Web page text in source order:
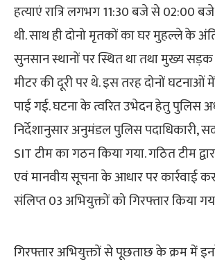
हत्याएं रात्रि लगभग 11:30 बजे से 02:00
थी. साथ ही दोनो मृतकों का घर मुहल्ले के
सुनसान स्थानों पर स्थित था तथा मुख्य
मीटर की दूरी पर थे. इस तरह दोनों घटनाओं
पाई गई. घटना के त्वरित उभेदन हेतु पुलिस
निर्देशानुसार अनुमंडल पुलिस पदाधिकारी,
SIT टीम का गठन किया गया. गठित टीम
एवं मानवीय सूचना के आधार पर कार्रवाई
संलिप्त 03 अभियुक्तों को गिरफ्तार किया
गिरफ्तार अभियुक्तों से पूछताछ के क्रम में